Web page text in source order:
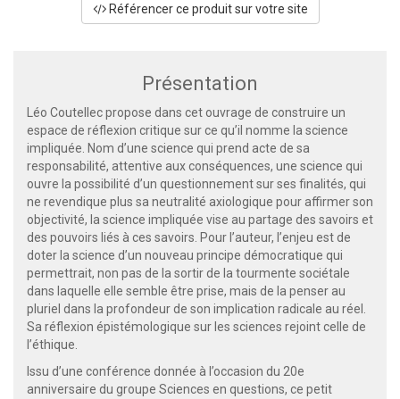
Référencer ce produit sur votre site
Présentation
Léo Coutellec propose dans cet ouvrage de construire un
espace de réflexion critique sur ce qu’il nomme la science
impliquée. Nom d’une science qui prend acte de sa
responsabilité, attentive aux conséquences, une science qui
ouvre la possibilité d’un questionnement sur ses finalités, qui
ne revendique plus sa neutralité axiologique pour affirmer son
objectivité, la science impliquée vise au partage des savoirs et
des pouvoirs liés à ces savoirs. Pour l’auteur, l’enjeu est de
doter la science d’un nouveau principe démocratique qui
permettrait, non pas de la sortir de la tourmente sociétale
dans laquelle elle semble être prise, mais de la penser au
pluriel dans la profondeur de son implication radicale au réel.
Sa réflexion épistémologique sur les sciences rejoint celle de
l’éthique.
Issu d’une conférence donnée à l’occasion du 20e
anniversaire du groupe Sciences en questions, ce petit